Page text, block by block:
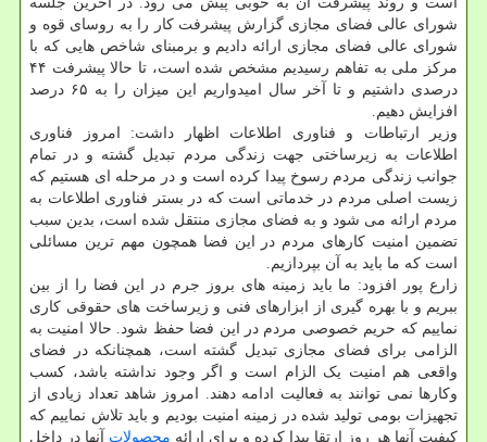
شورای عالی فضای مجازی گزارش پیشرفت کار را به روسای قوه و
شورای عالی فضای مجازی ارائه دادیم و برمبنای شاخص هایی که با
مرکز ملی به تفاهم رسیدیم مشخص شده است، تا حالا پیشرفت ۴۴
درصدی داشتیم و تا آخر سال امیدواریم این میزان را به ۶۵ درصد
افزایش دهیم.
وزیر ارتباطات و فناوری اطلاعات اظهار داشت: امروز فناوری
اطلاعات به زیرساختی جهت زندگی مردم تبدیل گشته و در تمام
جوانب زندگی مردم رسوخ پیدا کرده است و در مرحله ای هستیم که
زیست اصلی مردم در خدماتی است که در بستر فناوری اطلاعات به
مردم ارائه می شود و به فضای مجازی منتقل شده است، بدین سبب
تضمین امنیت کارهای مردم در این فضا همچون مهم ترین مسائلی
است که ما باید به آن بپردازیم.
زارع پور افزود: ما باید زمینه های بروز جرم در این فضا را از بین
ببریم و با بهره گیری از ابزارهای فنی و زیرساخت های حقوقی کاری
نماییم که حریم خصوصی مردم در این فضا حفظ شود. حالا امنیت به
الزامی برای فضای مجازی تبدیل گشته است، همچنانکه در فضای
واقعی هم امنیت یک الزام است و اگر وجود نداشته باشد، کسب
وکارها نمی توانند به فعالیت ادامه دهند. امروز شاهد تعداد زیادی از
تجهیزات بومی تولید شده در زمینه امنیت بودیم و باید تلاش نماییم که
کیفیت آنها هر روز ارتقا پیدا کرده و برای ارائه محصولات آنها در داخل